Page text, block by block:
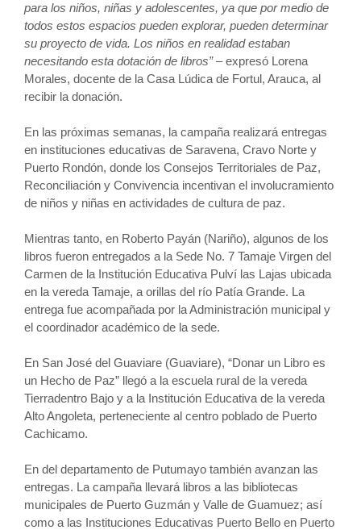
para los niños, niñas y adolescentes, ya que por medio de
todos estos espacios pueden explorar, pueden determinar
su proyecto de vida. Los niños en realidad estaban
necesitando esta dotación de libros” –expresó Lorena
Morales, docente de la Casa Lúdica de Fortul, Arauca, al
recibir la donación.
En las próximas semanas, la campaña realizará entregas
en instituciones educativas de Saravena, Cravo Norte y
Puerto Rondón, donde los Consejos Territoriales de Paz,
Reconciliación y Convivencia incentivan el involucramiento
de niños y niñas en actividades de cultura de paz.
Mientras tanto, en Roberto Payán (Nariño), algunos de los
libros fueron entregados a la Sede No. 7 Tamaje Virgen del
Carmen de la Institución Educativa Pulví las Lajas ubicada
en la vereda Tamaje, a orillas del río Patía Grande. La
entrega fue acompañada por la Administración municipal y
el coordinador académico de la sede.
En San José del Guaviare (Guaviare), “Donar un Libro es
un Hecho de Paz” llegó a la escuela rural de la vereda
Tierradentro Bajo y a la Institución Educativa de la vereda
Alto Angoleta, perteneciente al centro poblado de Puerto
Cachicamo.
En del departamento de Putumayo también avanzan las
entregas. La campaña llevará libros a las bibliotecas
municipales de Puerto Guzmán y Valle de Guamuez; así
como a las Instituciones Educativas Puerto Bello en Puerto